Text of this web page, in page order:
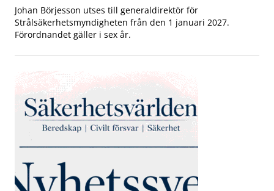
Johan Börjesson utses till generaldirektör för
Strålsäkerhetsmyndigheten från den 1 januari 2027.
Förordnandet gäller i sex år.